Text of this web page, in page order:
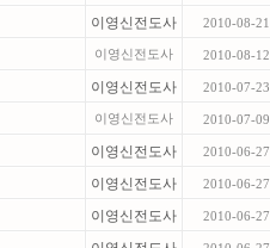
이영신전도사 2010-08-21
이영신전도사 2010-08-12
이영신전도사 2010-07-23
이영신전도사 2010-07-09
이영신전도사 2010-06-27
이영신전도사 2010-06-27
이영신전도사 2010-06-27